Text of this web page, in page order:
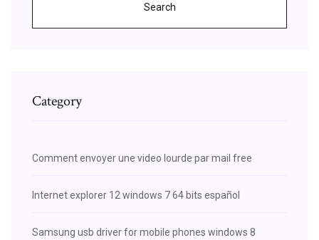
Search
Category
Comment envoyer une video lourde par mail free
Internet explorer 12 windows 7 64 bits español
Samsung usb driver for mobile phones windows 8